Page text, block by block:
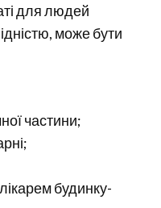
для людей
може бути
частини;
будинку-